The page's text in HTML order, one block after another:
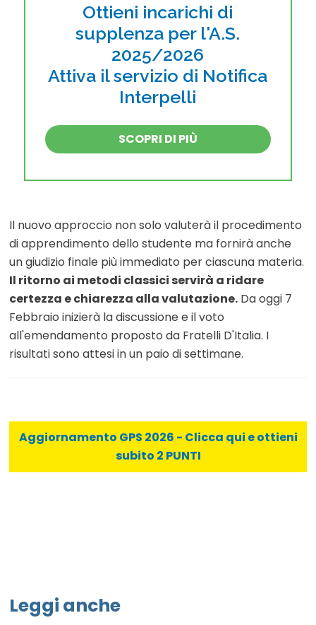
Ottieni incarichi di
supplenza per l'A.S.
2025/2026
Attiva il servizio di Notifica
Interpelli
SCOPRI DI PIÙ
Il nuovo approccio non solo valuterà il procedimento
di apprendimento dello studente ma fornirà anche
un giudizio finale più immediato per ciascuna materia.
Il ritorno ai metodi classici servirà a ridare
certezza e chiarezza alla valutazione. Da oggi 7
Febbraio inizierà la discussione e il voto
all'emendamento proposto da Fratelli D'Italia. I
risultati sono attesi in un paio di settimane.
Aggiornamento GPS 2026 - Clicca qui e ottieni
subito 2 PUNTI
Leggi anche